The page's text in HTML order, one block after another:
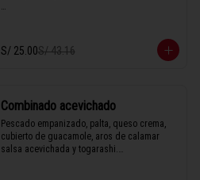
1 Tabla (10 unidades)
S/ 25.00S/ 43.16
Combinado acevichado
Pescado empanizado, palta, queso crema,
cubierto de guacamole, aros de calamar
salsa acevichada y togarashi.